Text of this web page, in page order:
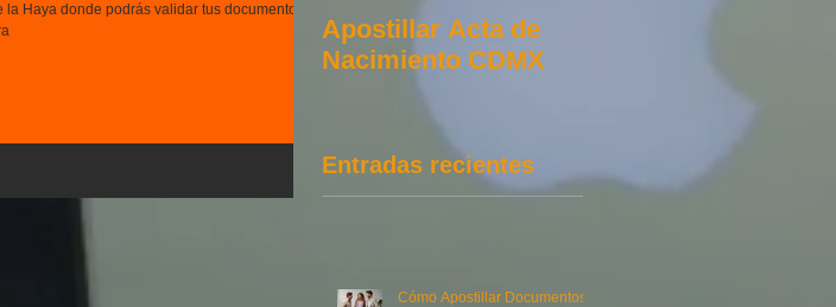
Entradas recientes
Cómo Apostillar Documentos
Haya donde podrás validar tus documentos
Apostillar Acta de
Nacimiento CDMX
Antecedentes no